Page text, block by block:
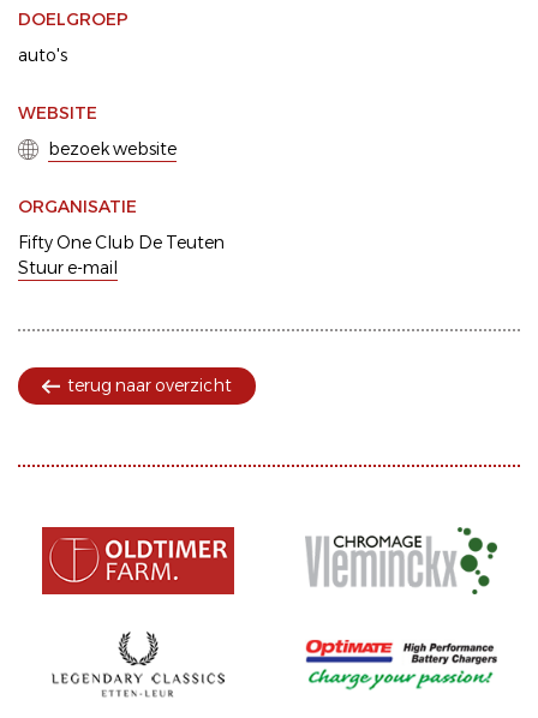
DOELGROEP
auto's
WEBSITE
bezoek website
ORGANISATIE
Fifty One Club De Teuten
Stuur e-mail
terug naar overzicht